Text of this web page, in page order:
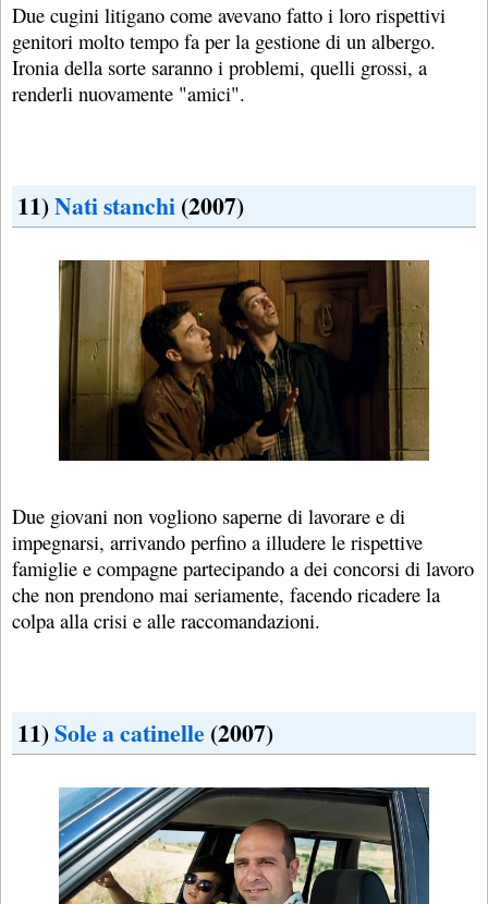
Due cugini litigano come avevano fatto i loro rispettivi
genitori molto tempo fa per la gestione di un albergo.
Ironia della sorte saranno i problemi, quelli grossi, a
renderli nuovamente "amici".
11)Nati stanchi(2007)
Due giovani non vogliono saperne di lavorare e di
impegnarsi, arrivando perfino a illudere le rispettive
famiglie e compagne partecipando a dei concorsi di lavoro
che non prendono mai seriamente, facendo ricadere la
colpa alla crisi e alle raccomandazioni.
11)Sole a catinelle (2007)